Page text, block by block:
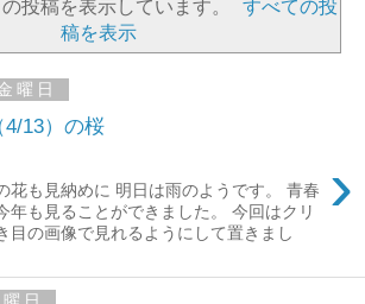
の投稿を表示しています。
すべての投
稿を表示
曜日
4/13）の桜
›
花も見納めに 明日は雨のようです。 青春
年も見ることができました。 今回はクリ
目の画像で見れるようにして置きまし